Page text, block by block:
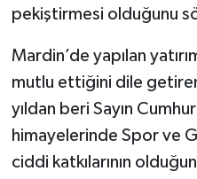
pekiştirmesi olduğunu
Mardin’de yapılan
mutlu ettiğini dile
yıldan beri Sayın
himayelerinde Spor ve
ciddi katkılarının